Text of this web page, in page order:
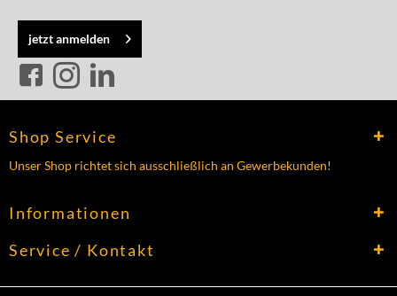
jetzt anmelden
Shop Service
Unser Shop richtet sich ausschließlich an Gewerbekunden!
Informationen
Service / Kontakt